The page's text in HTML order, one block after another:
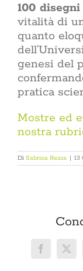
100
vitalità di
quanto
genesi del
pratica
Mostre ed
nostra
Di Sabrina Rezza | 13
Facebook
X